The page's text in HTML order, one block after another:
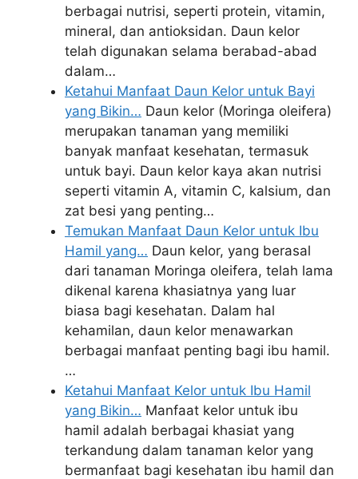
berbagai nutrisi, seperti protein, vitamin,
mineral, dan antioksidan. Daun kelor
telah digunakan selama berabad-abad
dalam…
Ketahui Manfaat Daun Kelor untuk Bayi
yang Bikin… Daun kelor (Moringa oleifera)
merupakan tanaman yang memiliki
banyak manfaat kesehatan, termasuk
untuk bayi. Daun kelor kaya akan nutrisi
seperti vitamin A, vitamin C, kalsium, dan
zat besi yang penting…
Temukan Manfaat Daun Kelor untuk Ibu
Hamil yang… Daun kelor, yang berasal
dari tanaman Moringa oleifera, telah lama
dikenal karena khasiatnya yang luar
biasa bagi kesehatan. Dalam hal
kehamilan, daun kelor menawarkan
berbagai manfaat penting bagi ibu hamil.
…
Ketahui Manfaat Kelor untuk Ibu Hamil
yang Bikin… Manfaat kelor untuk ibu
hamil adalah berbagai khasiat yang
terkandung dalam tanaman kelor yang
bermanfaat bagi kesehatan ibu hamil dan